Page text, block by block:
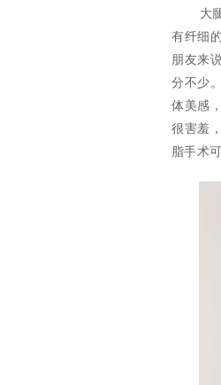
大腿肥
有纤细
朋友来
分不少
体美感
很害羞
脂手术